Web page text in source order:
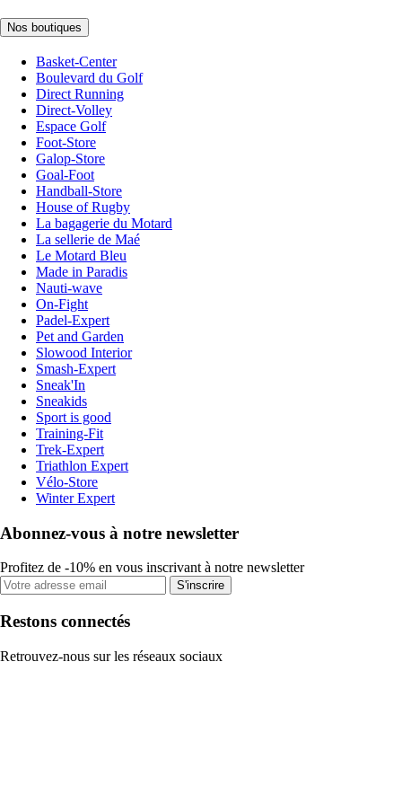
Nos boutiques
Basket-Center
Boulevard du Golf
Direct Running
Direct-Volley
Espace Golf
Foot-Store
Galop-Store
Goal-Foot
Handball-Store
House of Rugby
La bagagerie du Motard
La sellerie de Maé
Le Motard Bleu
Made in Paradis
Nauti-wave
On-Fight
Padel-Expert
Pet and Garden
Slowood Interior
Smash-Expert
Sneak'In
Sneakids
Sport is good
Training-Fit
Trek-Expert
Triathlon Expert
Vélo-Store
Winter Expert
Abonnez-vous à notre newsletter
Profitez de -10% en vous inscrivant à notre newsletter
S'inscrire
Restons connectés
Retrouvez-nous sur les réseaux sociaux